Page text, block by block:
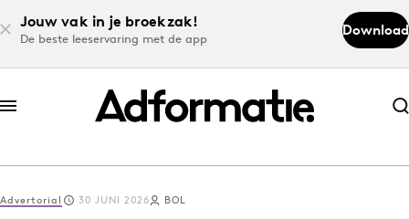
Jouw vak in je broekzak!
De beste leeservaring met de app
Download
Abonneer nu
Abonneer nu
Log in
Advertorial 30 JUNI 2026 BOL